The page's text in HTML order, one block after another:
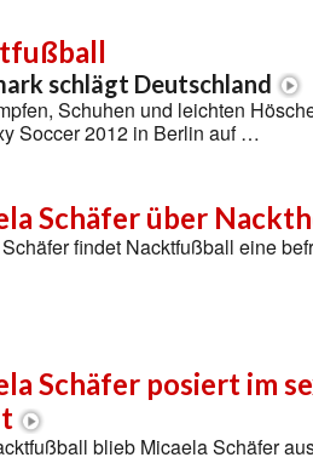
schlägt Deutschland
Schuhen und leichten
Soccer 2012 in Berlin auf …
Schäfer über
findet Nacktfußball eine
Schäfer posiert im
blieb Micaela Schäfer